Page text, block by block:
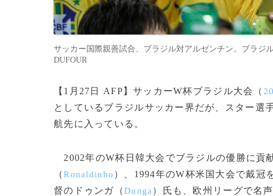
サッカー国際親善試合、ブラジル対アルゼンチン。ブラジ
DUFOUR
【1月27日 AFP】サッカーW杯ブラジル大会（
としているブラジルサッカー界だが、スター選
航先に入っている。
2002年のW杯日韓大会でブラジルの優勝に貢
（Ronaldinho ）、1994年のW杯米国大会で戴冠
督のドゥンガ（Dunga ）氏も、欧州リーグで名声